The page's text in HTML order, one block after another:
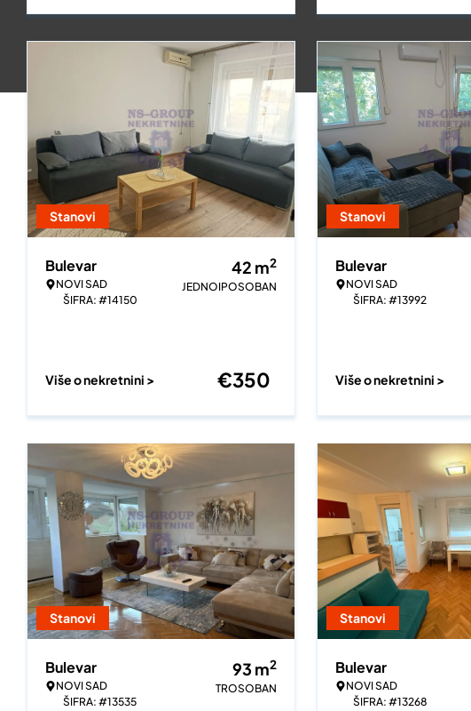
Stanovi
Bulevar
NOVI SAD
ŠIFRA: #14150
42 m2
JEDNOIPOSOBAN
Više o nekretnini > €350
Stanovi
Bulevar
NOVI SAD
ŠIFRA: #13992
Više o nekretnini >
Stanovi
Bulevar
NOVI SAD
ŠIFRA: #13535
93 m2
TROSOBAN
Stanovi
Bulevar
NOVI SAD
ŠIFRA: #13268